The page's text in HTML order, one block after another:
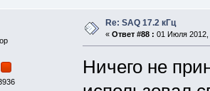
Re: SAQ 17.2 кГц
« Ответ #88 : 01 Июля 2012,
Ничего не